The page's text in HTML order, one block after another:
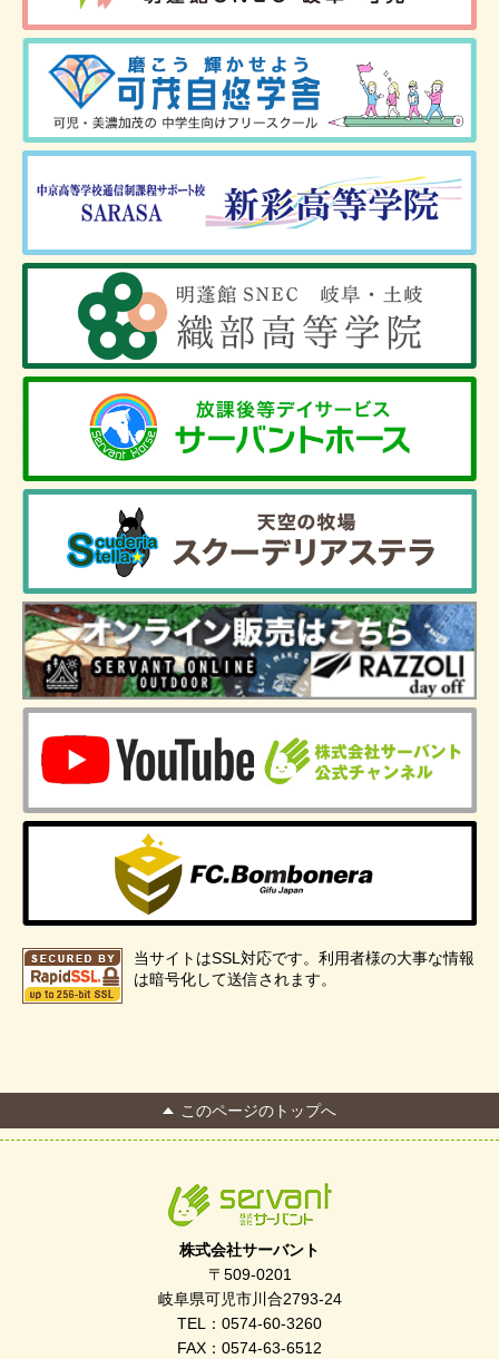
当サイトはSSL対応です。利用者様の大事な情報
は暗号化して送信されます。
このページのトップへ
株式会社サーバント
〒509-0201
岐阜県可児市川合2793-24
TEL：0574-60-3260
FAX：0574-63-6512